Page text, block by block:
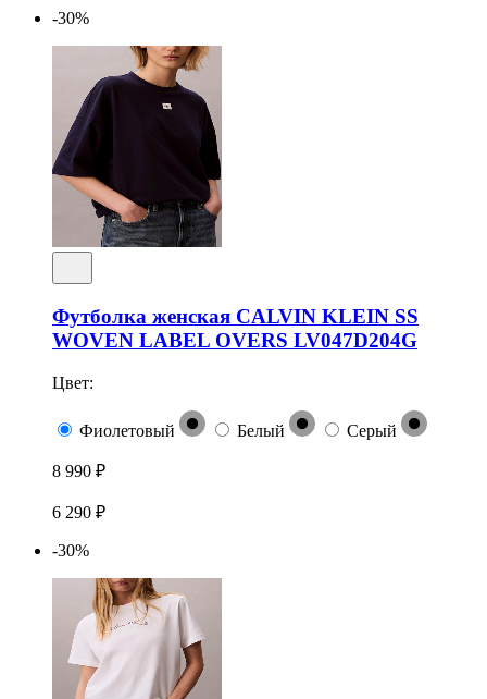
-30%
Футболка женская CALVIN KLEIN SS
WOVEN LABEL OVERS LV047D204G
Цвет:
Фиолетовый Белый Серый
8 990 ₽
6 290 ₽
-30%